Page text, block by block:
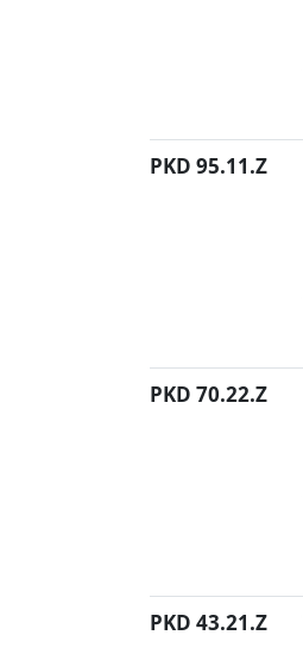
PKD 95.11.Z
PKD 70.22.Z
PKD 43.21.Z